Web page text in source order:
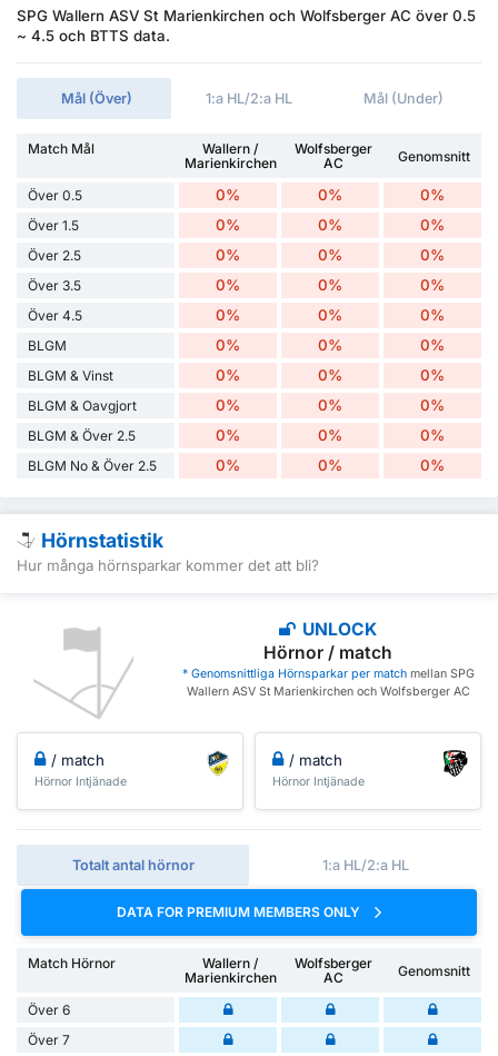
SPG Wallern ASV St Marienkirchen och Wolfsberger AC över 0.5
~ 4.5 och BTTS data.
Mål (Över) 1:a HL/2:a HL Mål (Under)
Match Mål
Wallern /
Marienkirchen
Wolfsberger
AC
Genomsnitt
Över 0.5 0% 0% 0%
Över 1.5 0% 0% 0%
Över 2.5 0% 0% 0%
Över 3.5 0% 0% 0%
Över 4.5 0% 0% 0%
BLGM 0% 0% 0%
BLGM & Vinst 0% 0% 0%
BLGM & Oavgjort 0% 0% 0%
BLGM & Över 2.5 0% 0% 0%
BLGM No & Över 2.5 0% 0% 0%
Hörnstatistik
Hur många hörnsparkar kommer det att bli?
UNLOCK
Hörnor / match
* Genomsnittliga Hörnsparkar per matchmellan SPG
Wallern ASV St Marienkirchen och Wolfsberger AC
/ match
Hörnor Intjänade
/ match
Hörnor Intjänade
Totalt antal hörnor 1:a HL/2:a HL
DATA FOR PREMIUM MEMBERS ONLY
Match Hörnor
Wallern /
Marienkirchen
Wolfsberger
AC
Genomsnitt
Över 6
Över 7